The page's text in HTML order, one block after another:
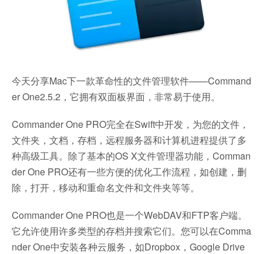
今天分享Mac下一款革命性的文件管理软件——Command
er One2.5.2，它拥有双面板界面，非常易于使用。
Commander One PRO完全在Swift中开发，为您的文件，
文件夹，文档，存档，远程服务器和计算机进程提供了多
种高级工具。除了基本的OS X文件管理器功能，Comman
der One PRO还有一些方便的优化工作流程，如创建，删
除，打开，移动和重命名文件和文件夹等等。
Commander One PRO也是一个WebDAV和FTP客户端。
它允许使用许多类型的存档并搜索它们。您可以在Comma
nder One中安装各种云服务，如Dropbox，Google Drive